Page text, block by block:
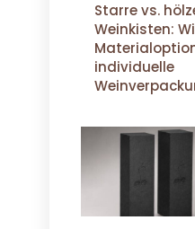
Starre vs.
Weinkisten:
individuelle